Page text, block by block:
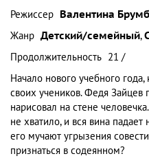
Режиссер Валентина
Жанр Детский/семейный,
Продолжительность 21 /
Начало нового учебного
своих учеников. Федя
нарисовал на стене
не хватило, и вся вина
его мучают угрызения
признаться в содеянном?